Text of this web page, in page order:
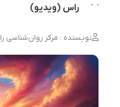
راس (ویدیو)
نویسنده : مرکز روان‌شناسی